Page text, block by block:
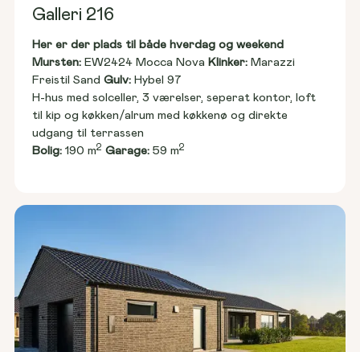
Galleri 216
Her er der plads til både hverdag og weekend
Mursten: EW2424 Mocca Nova Klinker: Marazzi
Freistil Sand Gulv: Hybel 97
H-hus med solceller, 3 værelser, seperat kontor, loft
til kip og køkken/alrum med køkkenø og direkte
udgang til terrassen
Bolig: 190 m2 Garage: 59 m2